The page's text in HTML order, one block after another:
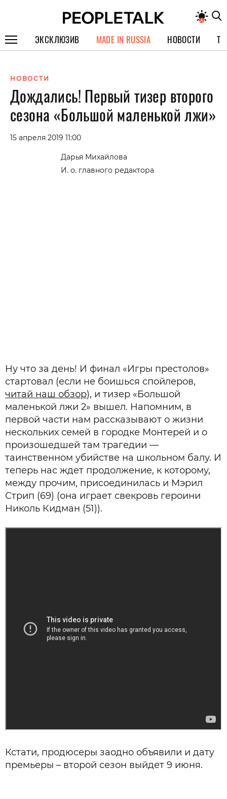
ЭКСКЛЮЗИВ
СПЕЦПРОЕКТЫ
ИНТЕРВЬЮ
ПОКОЛЕНИЕ
MADE IN RUSSIA НОВОСТИ
НОВОСТИ
Дождались! Первый тизер второго
сезона «Большой маленькой лжи»
15 апреля 2019 11:00
Дарья Михайлова
И. о. главного редактора
Ну что за день! И финал «Игры престолов»
стартовал (если не боишься спойлеров,
читай наш обзор), и тизер «Большой
маленькой лжи 2» вышел. Напомним, в
первой части нам рассказывают о жизни
нескольких семей в городке Монтерей и о
произошедшей там трагедии —
таинственном убийстве на школьном балу. И
теперь нас ждет продолжение, к которому,
между прочим, присоединилась и Мэрил
Стрип (69) (она играет свекровь героини
Николь Кидман (51)).
Кстати, продюсеры заодно объявили и дату
премьеры – второй сезон выйдет 9 июня.